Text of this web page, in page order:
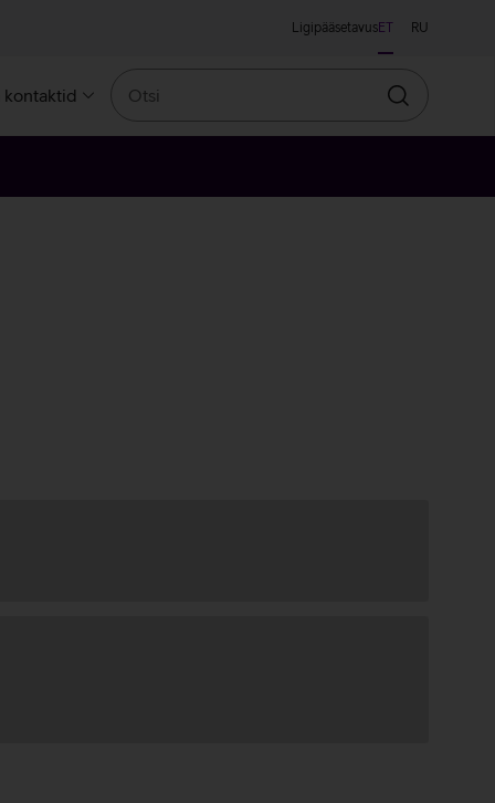
LigipääsetavusET RU
kontaktid
Otsin